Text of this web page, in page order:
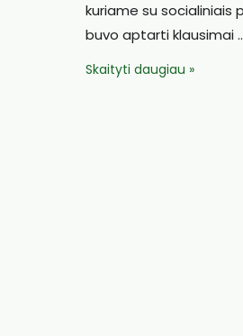
kuriame su socialiniais
buvo aptarti klausimai
Susietoji
Skaityti daugiau »